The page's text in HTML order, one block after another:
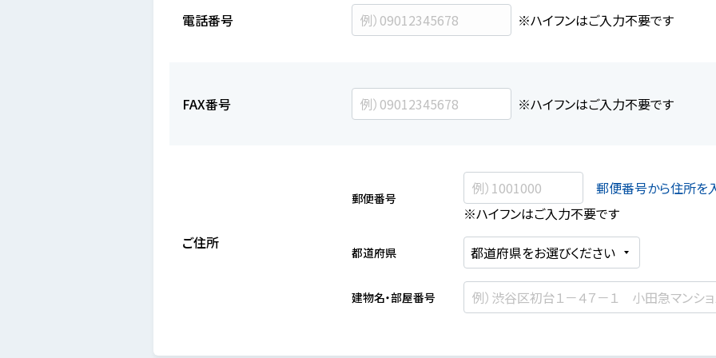
電話番号 ※ハイフンはご入力不要です
FAX番号 ※ハイフンはご入力不要です
ご住所
郵便番号
郵便番号から住所を
※ハイフンはご入力不要です
都道府県
建物名・部屋番号